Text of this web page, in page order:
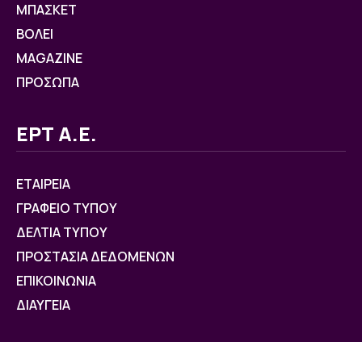
ΜΠΑΣΚΕΤ
ΒOΛΕΙ
MAGAZINE
ΠΡΟΣΩΠΑ
ΕΡΤ Α.Ε.
ΕΤΑΙΡΕΙΑ
ΓΡΑΦΕΙΟ ΤΥΠΟΥ
ΔΕΛΤΙΑ ΤΥΠΟΥ
ΠΡΟΣΤΑΣΙΑ ΔΕΔΟΜΕΝΩΝ
ΕΠΙΚΟΙΝΩΝΙΑ
ΔΙΑΥΓΕΙΑ